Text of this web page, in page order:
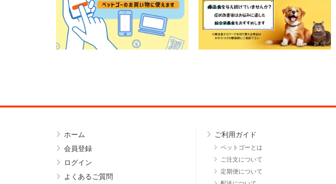
ホーム
会員登録
ログイン
よくあるご質問
ご利用ガイド
ペットゴーとは
ご注文について
定期便について